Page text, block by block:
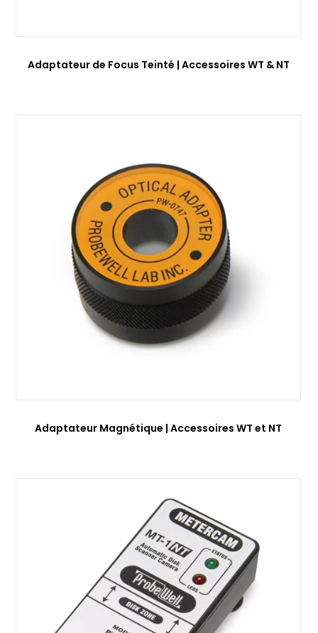
Adaptateur de Focus Teinté | Accessoires WT & NT
Adaptateur Magnétique | Accessoires WT et NT